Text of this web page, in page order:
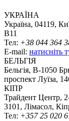
УКРАЇНА
Україна, 04119,
B11
Тел: +38 044 364
E-mail: натисніть
БЕЛЬГІЯ
Бельгія, В-1050
проспект Луїза,
КІПР
Трайдент Центр,
3101, Лімасол,
Тел: +357 25 020